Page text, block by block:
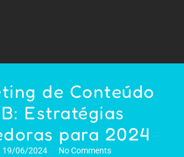
de Conteúdo
Estratégias
para 2024
19/06/2024 No Comments